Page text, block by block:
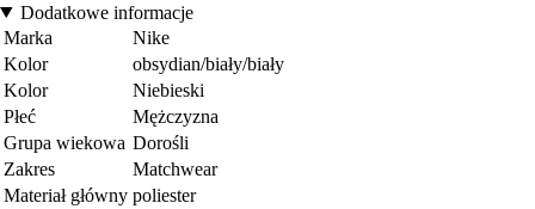
Dodatkowe informacje
Marka
Nike
Kolor
obsydian/biały/biały
Kolor
Niebieski
Płeć
Mężczyzna
Grupa wiekowa Dorośli
Zakres
Matchwear
Materiał główny poliester